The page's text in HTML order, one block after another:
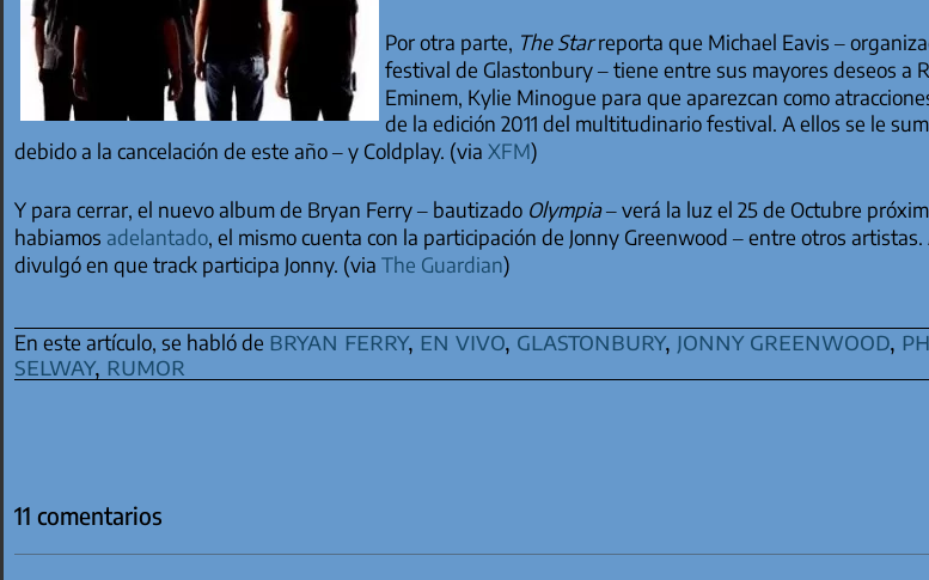
Por otra parte, The Starreporta que Michael Eavis –
festival de Glastonbury – tiene entre sus mayores deseos a
Eminem, Kylie Minogue para que aparezcan como
de la edición 2011 del multitudinario festival. A ellos se le
debido a la cancelación de este año – y Coldplay. (via XFM)
Y para cerrar, el nuevo album de Bryan Ferry – bautizado Olympia– verá la luz el 25 de Octubre
habiamos adelantado, el mismo cuenta con la participación de Jonny Greenwood – entre otros artistas.
divulgó en que track participa Jonny. (via The Guardian)
En este artículo, se habló de bryan ferry, en vivo, glastonbury, jonny greenwood,
selway, rumor
11 comentarios